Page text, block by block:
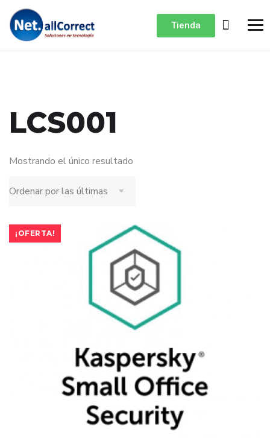
Tienda
LCS001
Mostrando el único resultado
¡OFERTA!